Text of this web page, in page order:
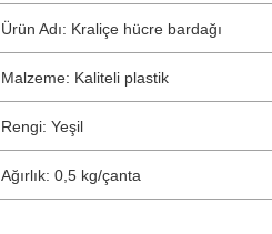
Ürün Adı: Kraliçe hücre bardağı
Malzeme: Kaliteli plastik
Rengi: Yeşil
Ağırlık: 0,5 kg/çanta